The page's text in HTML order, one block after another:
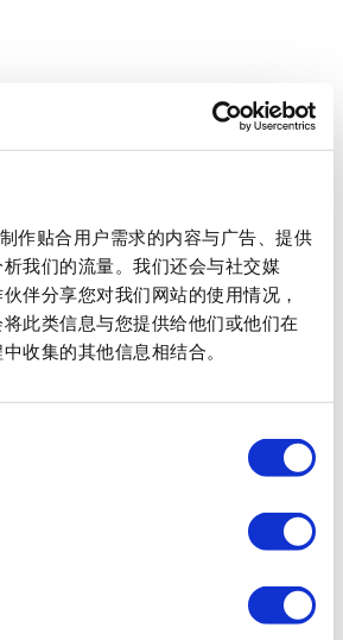
作贴合用户需求的内容与广告、提供
我们的流量。我们还会与社交媒
伴分享您对我们网站的使用情况，
此类信息与您提供给他们或他们在
收集的其他信息相结合。